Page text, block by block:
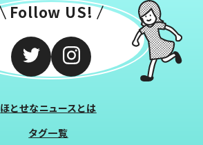
Follow US!
ほとせなニュースとは
タグ一覧